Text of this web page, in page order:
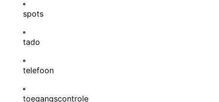
spots
tado
telefoon
toegangscontrole